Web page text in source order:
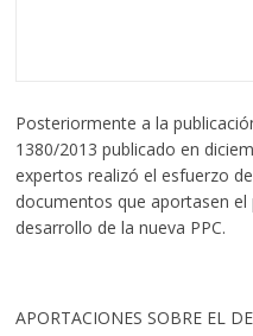
Posteriormente a la
1380/2013 publicado en
expertos realizó el esfuerzo
documentos que aportasen
desarrollo de la nueva PPC.
APORTACIONES SOBRE EL